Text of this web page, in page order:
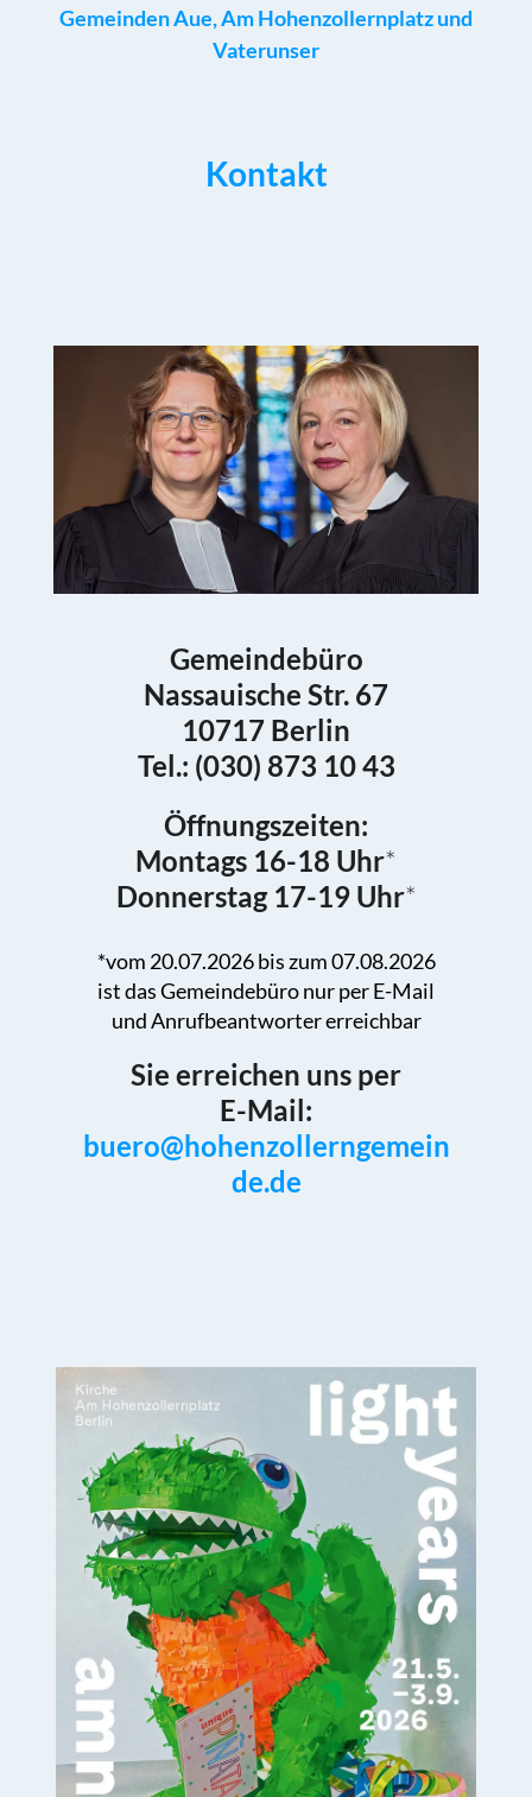
Gemeinden Aue, Am Hohenzollernplatz und
Vaterunser
Kontakt
Gemeindebüro
Nassauische Str. 67
10717 Berlin
Tel.: (030) 873 10 43
Öffnungszeiten:
Montags 16-18 Uhr*
Donnerstag 17-19 Uhr*
*vom 20.07.2026 bis zum 07.08.2026
ist das Gemeindebüro nur per E-Mail
und Anrufbeantworter erreichbar
Sie erreichen uns per
E-Mail:
buero@hohenzollerngemein
de.de